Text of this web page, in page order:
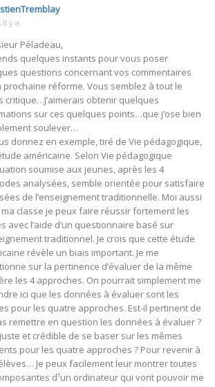
Il y a
Péladeau,
quelques instants pour vous poser
questions concernant vos commentaires
prochaine réforme. Vous semblez à tout le
critique…J’aimerais obtenir quelques
sur ces quelques points…que j’ose bien
soulever…
donnez en exemple, tiré de Vie pédagogique,
américaine. Selon Vie pédagogique
soumise aux jeunes, après les 4
analysées, semble orientée pour satisfaire
de l’enseignement traditionnelle. Moi aussi
classe je peux faire réussir fortement les
avec l’aide d’un questionnaire basé sur
traditionnel. Je crois que cette étude
révèle un biais important. Je me
sur la pertinence d’évaluer de la même
les 4 approches. On pourrait simplement me
ici que les données à évaluer sont les
pour les quatre approches. Est-il pertinent de
remettre en question les données à évaluer ?
et crédible de se baser sur les mêmes
pour les quatre approches ? Pour revenir à
Je peux facilement leur montrer toutes
d¹un ordinateur qui vont pouvoir me